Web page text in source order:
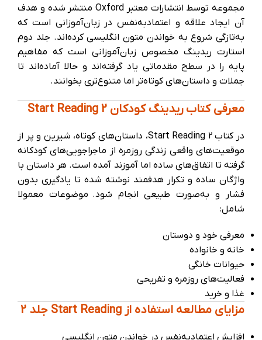
مجموعه توسط انتشارات معتبر Oxford منتشر شده و هدف
آن ایجاد علاقه و اعتماد‌به‌نفس در زبان‌آموزانی است که
به‌تازگی شروع به خواندن متون انگلیسی کرده‌اند. جلد دوم
استارت ریدینگ مخصوص زبان‌آموزانی است که مفاهیم
پایه را در سطح مقدماتی یاد گرفته‌اند و حالا آماده‌اند تا
جملات و داستان‌های کوتاه‌تر اما متنوع‌تری بخوانند.
معرفی کتاب ریدینگ کودکان Start Reading 2
در کتاب Start Reading 2، داستان‌های کوتاه، شیرین و پر از
موقعیت‌های واقعی زندگی روزمره از ماجراجویی‌های کودکانه
گرفته تا اتفاق‌های ساده اما آموزند آمده است. هر داستان با
واژگان ساده و تکرار هدفمند نوشته شده تا یادگیری بدون
فشار و به‌صورت طبیعی انجام شود. موضوعات معمولا
شامل:
معرفی خود و دوستان
خانه و خانواده
حیوانات خانگی
فعالیت‌های روزمره و تفریحی
غذا و خرید
مزایای مطالعه استفاده از Start Reading جلد 2
افزایش اعتمادبه‌نفس در خواندن متون انگلیسی